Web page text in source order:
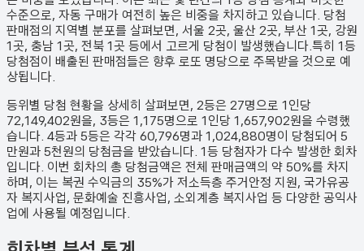
수준으로, 자동 구매가 여전히 높은 비중을 차지하고 있습니다. 당첨
판매점의 지역별 분포를 살펴보면, 서울 2곳, 울산 2곳, 부산 1곳, 강원
1곳, 충남 1곳, 전북 1곳 등에서 고르게 당첨이 발생했습니다. 특히 1등
당첨점이 배출된 판매점들은 향후 로또 명당으로 주목받을 것으로 예
상됩니다.
등위별 당첨 현황을 상세히 살펴보면, 2등은 27명으로 1인당
72,149,402원을, 3등은 1,175명으로 1인당 1,657,902원을 수령했
습니다. 4등과 5등은 각각 60,796명과 1,024,880명이 당첨되어 5
만원과 5천원의 당첨금을 받았습니다. 1등 당첨자가 다수 발생한 회차
입니다. 이번 회차의 총 당첨금액은 전체 판매금액의 약 50%를 차지
하며, 이는 복권 수익금의 35%가 저소득층 주거안정 지원, 국가유공
자 복지사업, 문화예술 진흥사업, 소외계층 복지사업 등 다양한 공익사
업에 사용될 예정입니다.